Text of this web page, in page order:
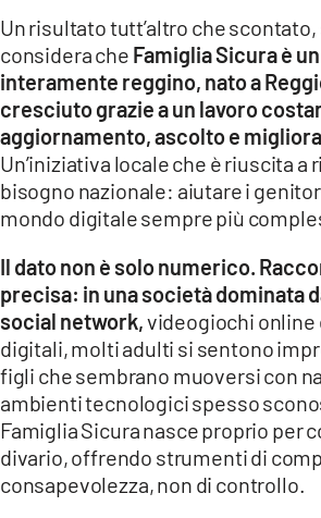
LACONAIR.IT
LACITYMAG.IT
ILREGGINO.IT
COSENZACHANNEL.IT
ILVIBONESE.IT
CATANZAROCHANNEL.IT
LACAPITALENEWS.IT
App
ANDROID
APPLE
Un risultato tutt’altro che
considera che Famiglia Sicura è
interamente reggino, nato a
cresciuto grazie a un lavoro
aggiornamento, ascolto e
Un’iniziativa locale che è riuscita a
bisogno nazionale: aiutare i
mondo digitale sempre più
Il dato non è solo numerico.
precisa: in una società dominata
social network,videogiochi online
digitali, molti adulti si sentono
figli che sembrano muoversi con
ambienti tecnologici spesso
Famiglia Sicura nasce proprio per
divario, offrendo strumenti di
consapevolezza, non di controllo.